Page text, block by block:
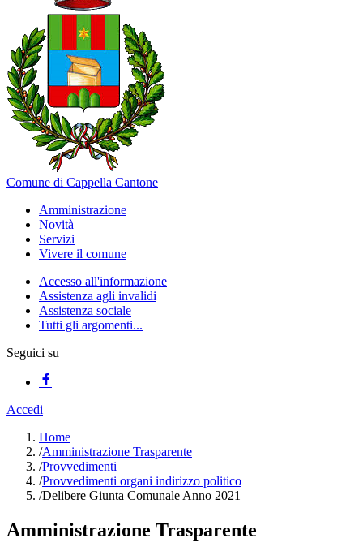
Comune di Cappella Cantone
Amministrazione
Novità
Servizi
Vivere il comune
Accesso all'informazione
Assistenza agli invalidi
Assistenza sociale
Tutti gli argomenti...
Seguici su
Accedi
Home
/Amministrazione Trasparente
/Provvedimenti
/Provvedimenti organi indirizzo politico
/Delibere Giunta Comunale Anno 2021
Amministrazione Trasparente